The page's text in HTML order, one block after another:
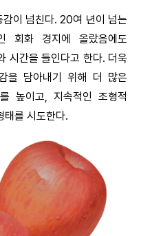
이 넘친다. 20여 년이 넘는
회화 경지에 올랐음에도
시간을 들인다고 한다. 더욱
을 담아내기 위해 더 많은
높이고, 지속적인 조형적
태를 시도한다.